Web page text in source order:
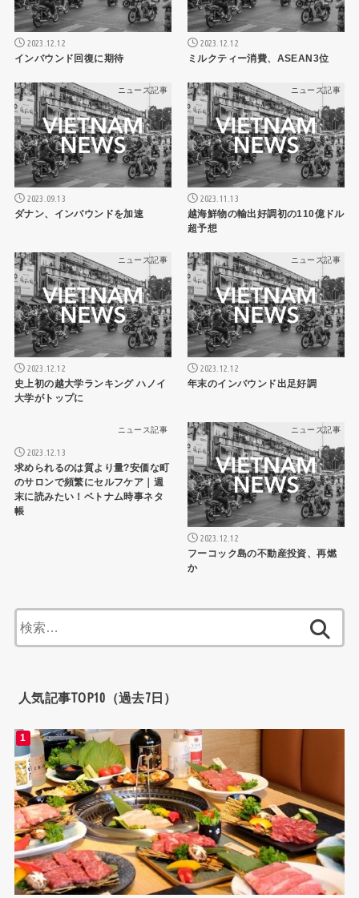
2023.12.12
インバウンド回復に期待
2023.12.12
ミルクティー消費、ASEAN3位
ニュース記事
2023.09.13
ダナン、インバウンドを加速
ニュース記事
2023.11.13
越海鮮物の輸出好調初の110億ドル
超予想
ニュース記事
2023.12.12
史上初の越大学ランキング ハノイ
大学がトップに
ニュース記事
2023.12.12
年末のインバウンド出足好調
ニュース記事
2023.12.13
求められるのは質より量?安価な町
のサロンで頻繁にセルフケア｜週
末に読みたい！ベトナム時事ネタ
帳
ニュース記事
2023.12.12
フーコック島の不動産投資、再燃
か
索:
人気記事TOP10（過去7日）